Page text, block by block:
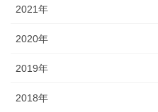
2021年
2020年
2019年
2018年